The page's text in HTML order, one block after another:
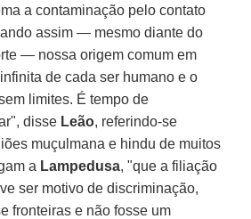
a contaminação pelo contato
assim — mesmo diante do
— nossa origem comum em
de cada ser humano e o
limites. É tempo de
disse Leão, referindo-se
muçulmana e hindu de muitos
a Lampedusa, "que a filiação
ser motivo de discriminação,
fronteiras e não fosse um